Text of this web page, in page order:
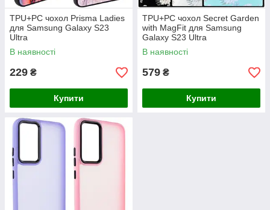
TPU+PC чохол Prisma Ladies
для Samsung Galaxy S23
Ultra
В наявності
229 ₴
Купити
TPU+PC чохол Secret Garden
with MagFit для Samsung
Galaxy S23 Ultra
В наявності
579 ₴
Купити